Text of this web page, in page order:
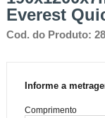
Everest
Cod. do Produto:
Informe a
Comprimento